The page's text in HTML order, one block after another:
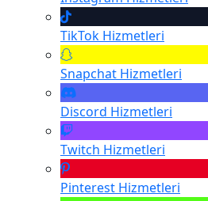
TikTok Hizmetleri
Snapchat Hizmetleri
Discord Hizmetleri
Twitch Hizmetleri
Pinterest Hizmetleri